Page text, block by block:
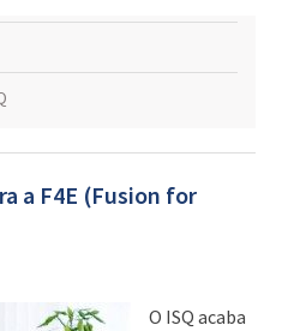
a F4E (Fusion for
O ISQ acaba